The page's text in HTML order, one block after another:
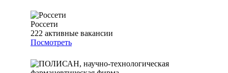
Россети
222 активные вакансии
Посмотреть